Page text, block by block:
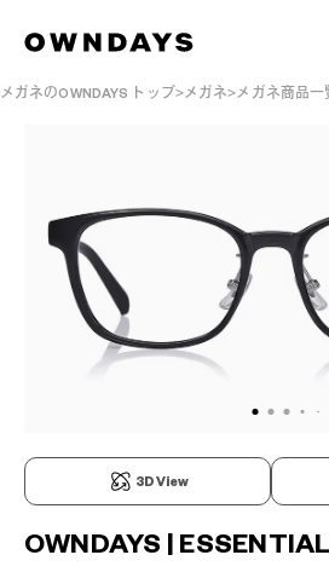
メガネのOWNDAYS トップ メガネ メガネ商品一
3D View
OWNDAYS | ESSENTIAL